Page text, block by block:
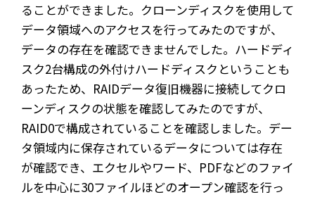
ることができました。クローンディスクを使用して
データ領域へのアクセスを行ってみたのですが、
データの存在を確認できませんでした。ハードディ
スク2台構成の外付けハードディスクということも
あったため、RAIDデータ復旧機器に接続してクロ
ーンディスクの状態を確認してみたのですが、
RAID0で構成されていることを確認しました。デー
タ領域内に保存されているデータについては存在
が確認でき、エクセルやワード、PDFなどのファイ
ルを中心に30ファイルほどのオープン確認を行っ